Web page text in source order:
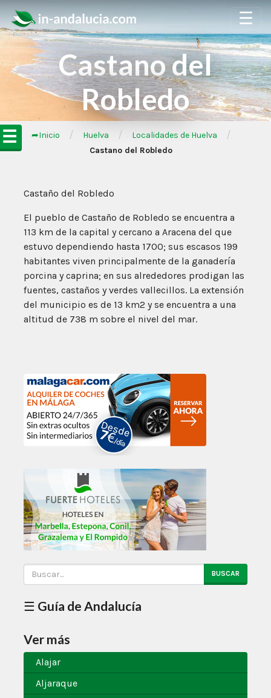
☰
☰
Castano del
Robledo
➦Inicio / Huelva / Localidades de Huelva /
Castano del Robledo
Castaño del Robledo
El pueblo de Castaño de Robledo se encuentra a
113 km de la capital y cercano a Aracena del que
estuvo dependiendo hasta 1700; sus escasos 199
habitantes viven principalmente de la ganadería
porcina y caprina; en sus alrededores prodigan las
fuentes, castaños y verdes vallecillos. La extensión
del municipio es de 13 km2 y se encuentra a una
altitud de 738 m sobre el nivel del mar.
BUSCAR
☰ Guía de Andalucía
Ver más
Alajar
Aljaraque